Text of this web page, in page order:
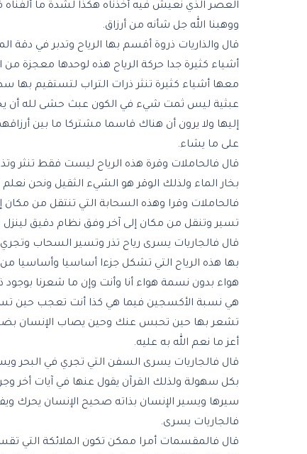
العصر الذي نعيش فيه أخذناه هكذا لشدة ما ألفناه
ووهبنا الله جل شأنه من أرزاق.
قال والذاريات ذروة أقسم بها الرياح وتدبر في دقة
أشياء كثيرة جدا حركة الرياح هذه لوحدها معجزة من
معها أشياء كثيرة تنثر ذرات التراب لتستقيم
عبثية ليس ثمت شيء في الكون عبث حشى لله أن يخلق
إليها ولا يرون أن هناك قاسما مشتركا ما بين
على ما يشاء.
قال فالحاملات وقرة هذه الرياح ليست فقط تنثر
بخار الماء ولذلك الوقر هو الشيء الثقيل ونحن
فالحاملات وقرا وهذه السحابة التي تنتقل من مكان
تسير وتنقل من مكان إلى آخر وفق نظام دقيق
قال فالجاريات يسرى رياح تذر وتسير السحاب
بها هذه الرياح التي تشكل جزءا أساسيا وأساسيا
هواء بدون نسمة هواء أنا وأنت وإن ما شعرنا
هي نسبة الأكسجين فيما هي كذا أنت تعجب حين
تشعر بها حين تحبس عنك وحين يصاب الإنسان
أعز ما نعم الله به عليه.
قال فالجاريات يسرى السفن التي تجري في البحر
بكل سهولة ولذلك القرآن يقول عنها في آيات أخر
سيرها ويسير الإنسان بذاته صحيح الإنسان يحرك
فالجاريات يسرى.
قال فالمقسمات أمرا ممكن تكون الملائكة التي